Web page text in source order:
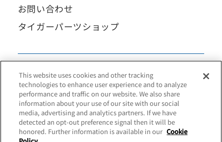
お問い合わせ
タイガーパーツショップ
This website uses cookies and other tracking
technologies to enhance user experience and to analyze
performance and traffic on our website. We also share
information about your use of our site with our social
media, advertising and analytics partners. If we have
detected an opt-out preference signal then it will be
honored. Further information is available in our Cookie